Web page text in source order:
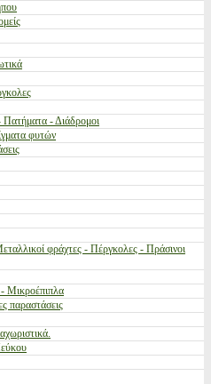
- Διάδρομοι
φυτών
φράχτες - Πέργκολες - Πράσινοι
Μικροέπιπλα
παραστάσεις